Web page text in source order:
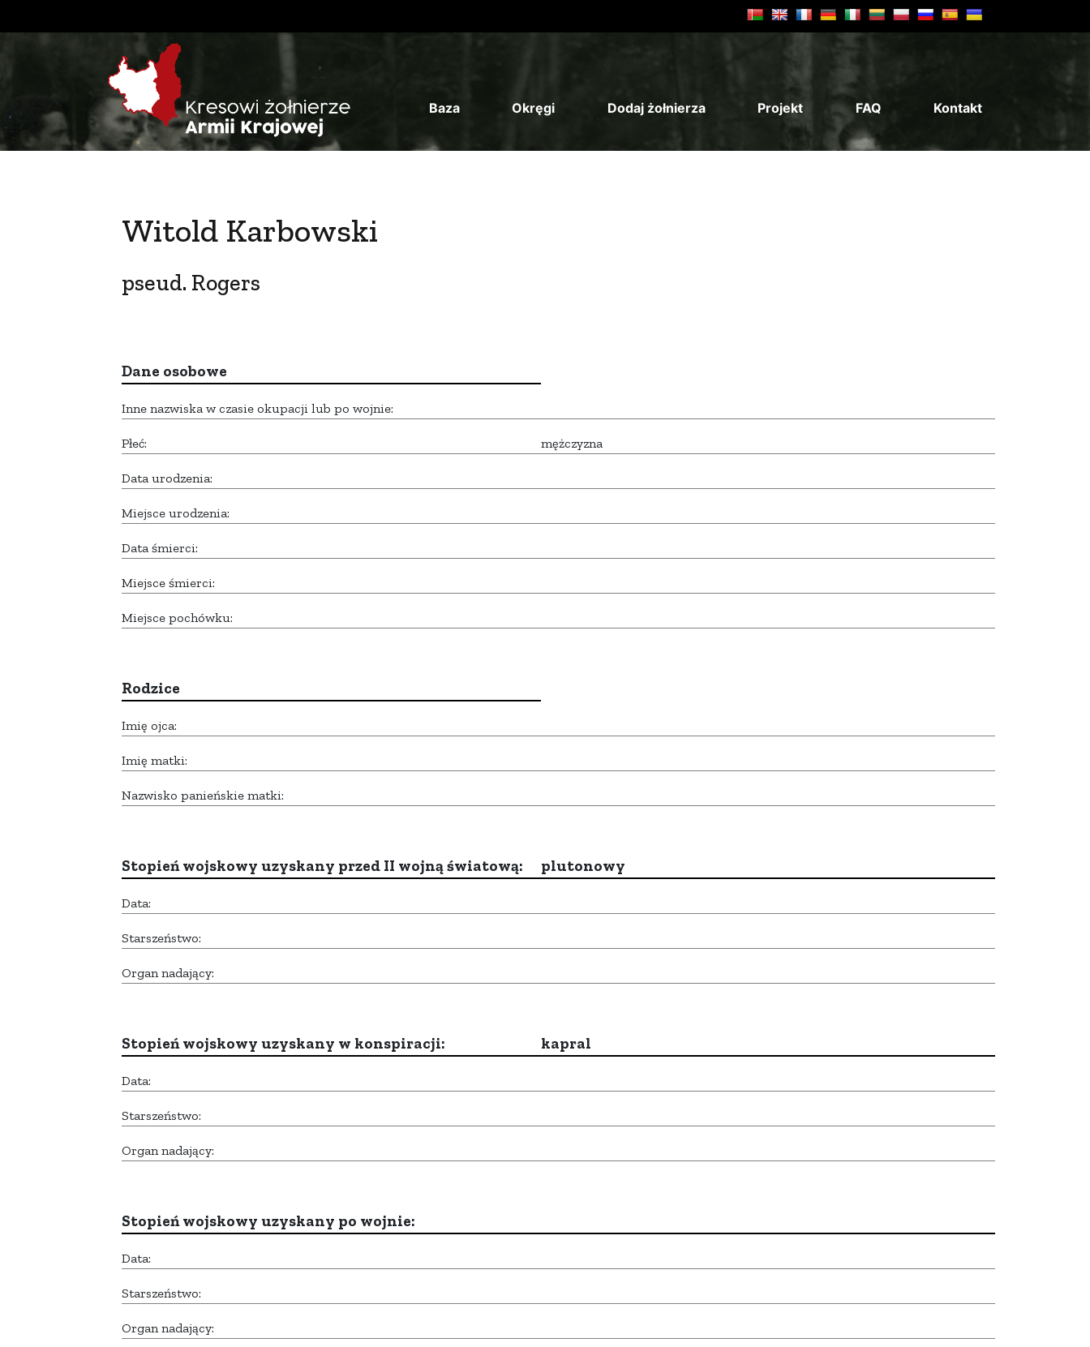
Baza Okręgi Dodaj żołnierza Projekt FAQ Kontakt
Witold Karbowski
pseud. Rogers
Dane osobowe
Inne nazwiska w czasie okupacji lub po wojnie:
Płeć: mężczyzna
Data urodzenia:
Miejsce urodzenia:
Data śmierci:
Miejsce śmierci:
Miejsce pochówku:
Rodzice
Imię ojca:
Imię matki:
Nazwisko panieńskie matki:
Stopień wojskowy uzyskany przed II wojną światową: plutonowy
Data:
Starszeństwo:
Organ nadający:
Stopień wojskowy uzyskany w konspiracji: kapral
Data:
Starszeństwo:
Organ nadający:
Stopień wojskowy uzyskany po wojnie:
Data:
Starszeństwo:
Organ nadający: